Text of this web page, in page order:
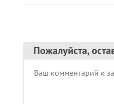
Пожалуйста,